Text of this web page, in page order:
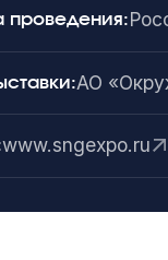
проведения:
АО
www.sngexpo.ru